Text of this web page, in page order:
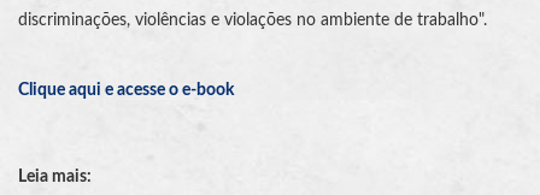
discriminações, violências e violações no ambiente de trabalho".
Clique aqui e acesse o e-book
Leia mais: